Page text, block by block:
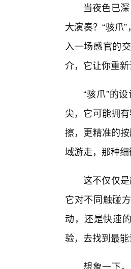
当夜色已
大演奏？“骇爪
入一场感官的
介，它让你重
“骇爪”的
尖，它可能拥
擦，更精准的
域游走，那种
这不仅仅
它对不同触碰
动，还是快速
验，去找到最
想象一下